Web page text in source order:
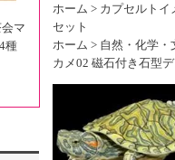
マ
種
ホーム > カプセルトイ
セット
ホーム > 自然・化学・
カメ02 磁石付き石型